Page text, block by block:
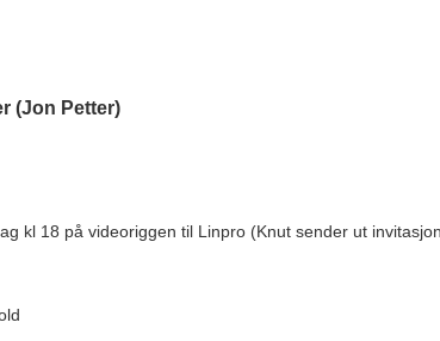
(Jon Petter)
kl 18 på videoriggen til Linpro (Knut sender ut